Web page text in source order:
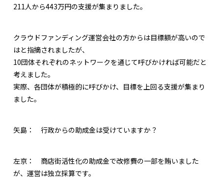
211人から443万円の支援が集まりました。
クラウドファンディング運営会社の方からは目標額が高いので
はと指摘されましたが、
10団体それぞれのネットワークを通じて呼びかければ可能だと
考えました。
実際、各団体が積極的に呼びかけ、目標を上回る支援が集まり
ました。
矢島： 行政からの助成金は受けていますか？
左京： 商店街活性化の助成金で改修費の一部を賄いました
が、運営は独立採算です。